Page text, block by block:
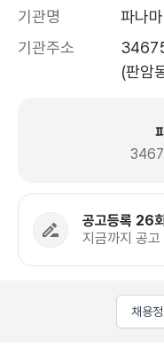
기관명
파나
기관주소
(판암
공고등록 26회
지금까지 공
채용